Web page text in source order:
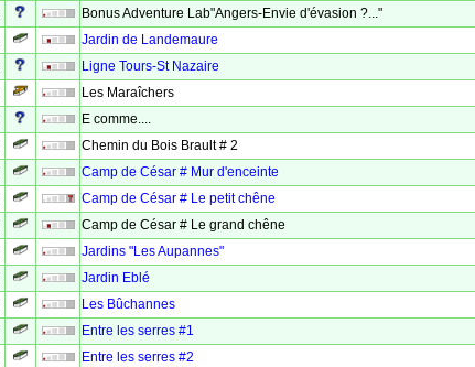
Bonus Adventure Lab"Angers-Envie d'évasion ?..."
Jardin de Landemaure
Ligne Tours-St Nazaire
Les Maraîchers
E comme....
Chemin du Bois Brault # 2
Camp de César # Mur d'enceinte
Camp de César # Le petit chêne
Camp de César # Le grand chêne
Jardins "Les Aupannes"
Jardin Eblé
Les Bûchannes
Entre les serres #1
Entre les serres #2